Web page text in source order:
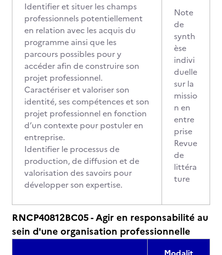
Identifier et situer les champs
professionnels potentiellement
en relation avec les acquis du
programme ainsi que les
parcours possibles pour y
accéder afin de construire son
projet professionnel.
Caractériser et valoriser son
identité, ses compétences et son
projet professionnel en fonction
d’un contexte pour postuler en
entreprise.
Identifier le processus de
production, de diffusion et de
valorisation des savoirs pour
développer son expertise.
Note
de
synth
èse
indivi
duelle
sur la
missio
n en
entre
prise
Revue
de
littéra
ture
RNCP40812BC05 - Agir en responsabilité au
sein d'une organisation professionnelle